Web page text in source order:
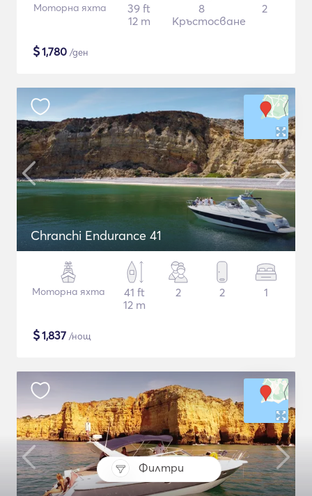
Филтри
Моторна яхта
39 ft
12 m
8
Кръстосване
2
$1,780 /ден
Chranchi Endurance 41
Моторна яхта
41 ft
12 m
2 2 1
$1,837 /нощ